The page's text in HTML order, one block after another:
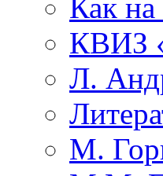
Как
КВИЗ
Л.
М.